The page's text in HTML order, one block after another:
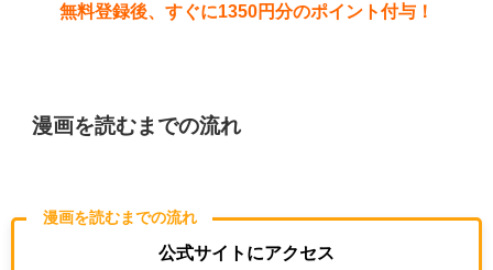
無料登録後、すぐに1350円分のポイント付与！
漫画を読むまでの流れ
漫画を読むまでの流れ
公式サイトにアクセス